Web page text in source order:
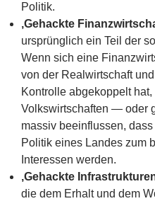
Politik.
‚Gehackte
ursprünglich ein Teil der
Wenn sich eine
von der Realwirtschaft
Kontrolle abgekoppelt
Volkswirtschaften — oder
massiv beeinflussen,
Politik eines Landes zum
Interessen werden.
‚Gehackte
die dem Erhalt und dem